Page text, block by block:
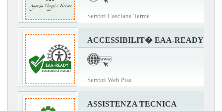
Servizi Casciana Terme
ACCESSIBILIT� EAA-READY
Servizi Web Pisa
ASSISTENZA TECNICA